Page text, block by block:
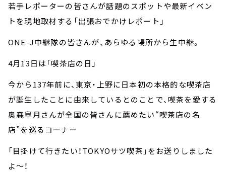
若手レポーターの皆さんが話題のスポットや最新イベン
トを現地取材する「出張おでかけレポート」
ONE-J中継隊の皆さんが、あらゆる場所から生中継。
4月13日は「喫茶店の日」
今から137年前に、東京・上野に日本初の本格的な喫茶店
が誕生したことに由来しているとのことで、喫茶を愛する
奥森皐月さんが全国の皆さんに薦めたい“喫茶店の名
店”を巡るコーナー
「目掛けて行きたい！TOKYOサツ喫茶」をお送りしました
よ～！